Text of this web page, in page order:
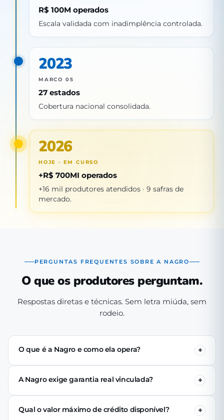
R$ 100M operados
Escala validada com inadimplência controlada.
2023
MARCO 05
27 estados
Cobertura nacional consolidada.
2026
HOJE · EM CURSO
+R$ 700MI operados
+16 mil produtores atendidos · 9 safras de
mercado.
PERGUNTAS FREQUENTES SOBRE A NAGRO
O que os produtores perguntam.
Respostas diretas e técnicas. Sem letra miúda, sem
rodeio.
O que é a Nagro e como ela opera?
A Nagro é uma Sociedade de Crédito Direto (SCD)
autorizada pelo Banco Central, especializada em crédito
se cadastra pelo app, passa pela análise técnica de perfil
produtivo e (se aprovado) recebe o crédito via PIX em até
A Nagro exige garantia real vinculada?
Não. Nenhuma linha de crédito da Nagro exige penhor
de terra, rebanho ou maquinário. A análise é baseada no
perfil produtivo do tomador — histórico, capacidade de
Qual o valor máximo de crédito disponível?